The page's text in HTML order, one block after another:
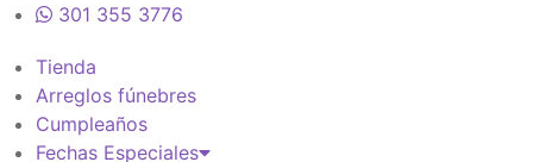
301 355 3776
Tienda
Arreglos fúnebres
Cumpleaños
Fechas Especiales